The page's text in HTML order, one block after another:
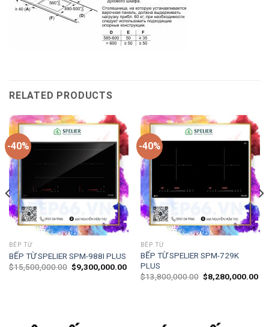
RELATED PRODUCTS
-40%
BẾP TỪ
BẾP TỪ SPELIER SPM-988I PLUS
$15,500,000.00 $9,300,000.00
-40%
BẾP TỪ
BẾP TỪ SPELIER SPM-729K
PLUS
$13,800,000.00 $8,280,000.00